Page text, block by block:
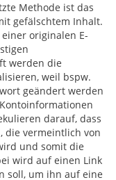
Methode ist das
gefälschtem Inhalt.
originalen E-
werden die
weil bspw.
geändert werden
darauf, dass
die vermeintlich von
und somit die
wird auf einen Link
soll, um ihn auf eine